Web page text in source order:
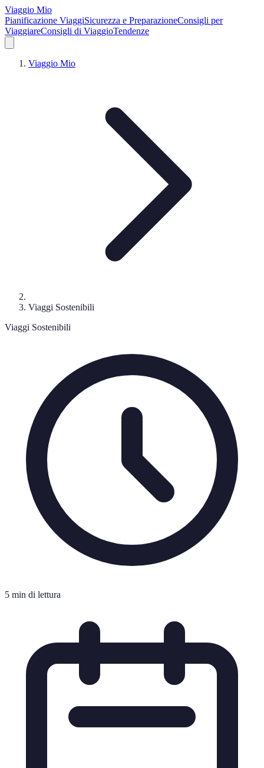
Viaggio Mio
Pianificazione ViaggiSicurezza e PreparazioneConsigli per
ViaggiareConsigli di ViaggioTendenze
Viaggio Mio
Viaggi Sostenibili
Viaggi Sostenibili
5 min di lettura